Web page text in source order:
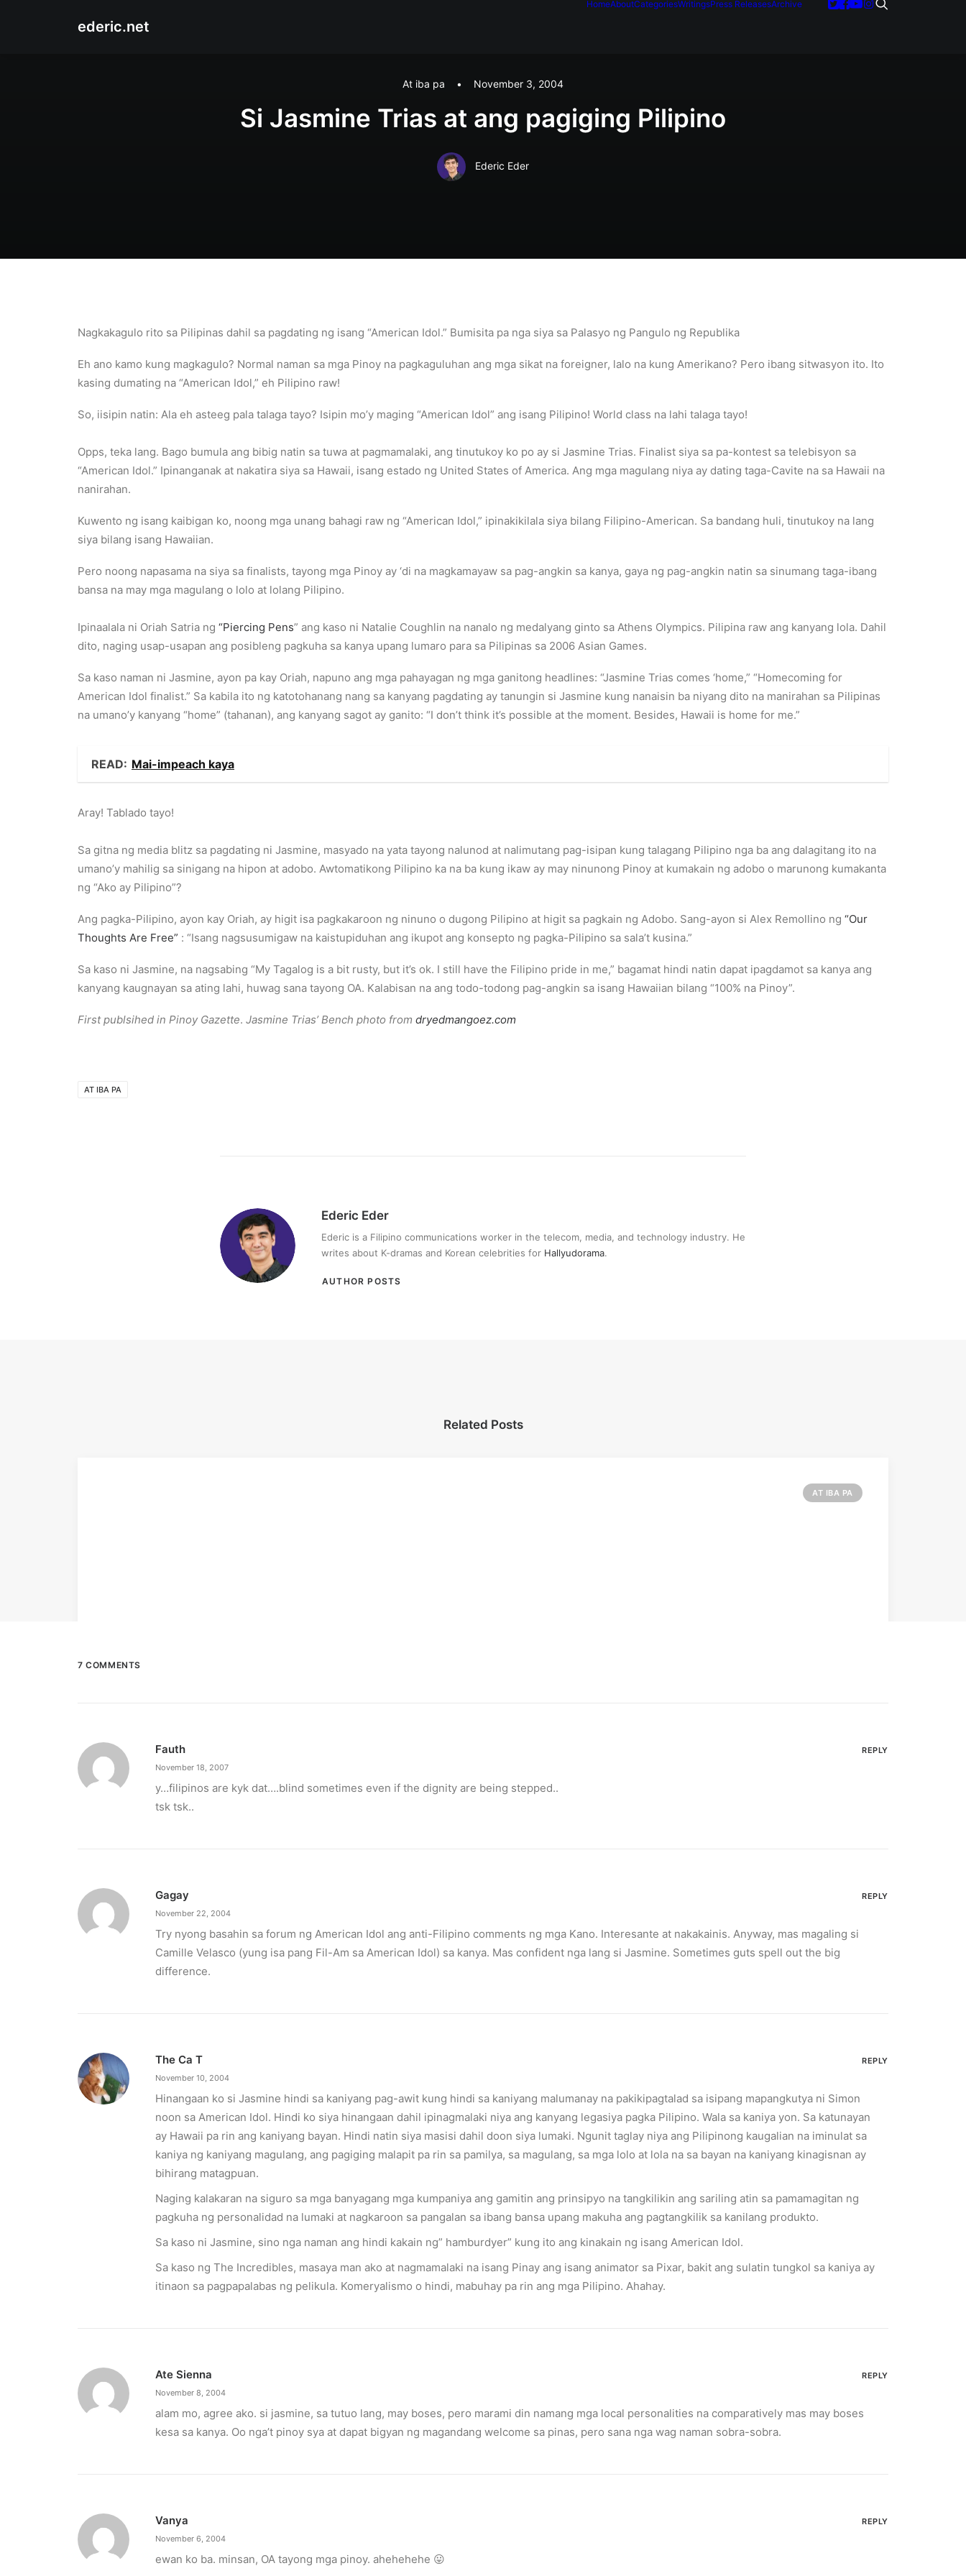
ederic.net
HomeAboutCategoriesWritingsPress ReleasesArchive
At iba pa • November 3, 2004
Si Jasmine Trias at ang pagiging Pilipino
Ederic Eder
Nagkakagulo rito sa Pilipinas dahil sa pagdating ng isang “American Idol.” Bumisita pa nga siya sa Palasyo ng Pangulo ng Republika
Eh ano kamo kung magkagulo? Normal naman sa mga Pinoy na pagkaguluhan ang mga sikat na foreigner, lalo na kung Amerikano? Pero ibang sitwasyon ito. Ito
kasing dumating na “American Idol,” eh Pilipino raw!
So, iisipin natin: Ala eh asteeg pala talaga tayo? Isipin mo’y maging “American Idol” ang isang Pilipino! World class na lahi talaga tayo!
Opps, teka lang. Bago bumula ang bibig natin sa tuwa at pagmamalaki, ang tinutukoy ko po ay si Jasmine Trias. Finalist siya sa pa-kontest sa telebisyon sa
“American Idol.” Ipinanganak at nakatira siya sa Hawaii, isang estado ng United States of America. Ang mga magulang niya ay dating taga-Cavite na sa Hawaii na
nanirahan.
Kuwento ng isang kaibigan ko, noong mga unang bahagi raw ng “American Idol,” ipinakikilala siya bilang Filipino-American. Sa bandang huli, tinutukoy na lang
siya bilang isang Hawaiian.
Pero noong napasama na siya sa finalists, tayong mga Pinoy ay ‘di na magkamayaw sa pag-angkin sa kanya, gaya ng pag-angkin natin sa sinumang taga-ibang
bansa na may mga magulang o lolo at lolang Pilipino.
Ipinaalala ni Oriah Satria ng “Piercing Pens” ang kaso ni Natalie Coughlin na nanalo ng medalyang ginto sa Athens Olympics. Pilipina raw ang kanyang lola. Dahil
dito, naging usap-usapan ang posibleng pagkuha sa kanya upang lumaro para sa Pilipinas sa 2006 Asian Games.
Sa kaso naman ni Jasmine, ayon pa kay Oriah, napuno ang mga pahayagan ng mga ganitong headlines: “Jasmine Trias comes ‘home,” “Homecoming for
American Idol finalist.” Sa kabila ito ng katotohanang nang sa kanyang pagdating ay tanungin si Jasmine kung nanaisin ba niyang dito na manirahan sa Pilipinas
na umano’y kanyang “home” (tahanan), ang kanyang sagot ay ganito: “I don’t think it’s possible at the moment. Besides, Hawaii is home for me.”
READ: Mai-impeach kaya
Aray! Tablado tayo!
Sa gitna ng media blitz sa pagdating ni Jasmine, masyado na yata tayong nalunod at nalimutang pag-isipan kung talagang Pilipino nga ba ang dalagitang ito na
umano’y mahilig sa sinigang na hipon at adobo. Awtomatikong Pilipino ka na ba kung ikaw ay may ninunong Pinoy at kumakain ng adobo o marunong kumakanta
ng “Ako ay Pilipino”?
Ang pagka-Pilipino, ayon kay Oriah, ay higit isa pagkakaroon ng ninuno o dugong Pilipino at higit sa pagkain ng Adobo. Sang-ayon si Alex Remollino ng “Our
Thoughts Are Free” : “Isang nagsusumigaw na kaistupiduhan ang ikupot ang konsepto ng pagka-Pilipino sa sala’t kusina.”
Sa kaso ni Jasmine, na nagsabing “My Tagalog is a bit rusty, but it’s ok. I still have the Filipino pride in me,” bagamat hindi natin dapat ipagdamot sa kanya ang
kanyang kaugnayan sa ating lahi, huwag sana tayong OA. Kalabisan na ang todo-todong pag-angkin sa isang Hawaiian bilang “100% na Pinoy”.
First publsihed in Pinoy Gazette. Jasmine Trias’ Bench photo from dryedmangoez.com
AT IBA PA
Ederic Eder
Ederic is a Filipino communications worker in the telecom, media, and technology industry. He
writes about K-dramas and Korean celebrities for Hallyudorama.
AUTHOR POSTS
Related Posts
AT IBA PA
Conquering enemy forts: strategies to destroy opponent’s turrets
Win by upgrading hero’s skills with an ML recharge.
by ederic.net
7 COMMENTS
Fauth
November 18, 2007
y…filipinos are kyk dat….blind sometimes even if the dignity are being stepped..
tsk tsk..
REPLY
Gagay
November 22, 2004
Try nyong basahin sa forum ng American Idol ang anti-Filipino comments ng mga Kano. Interesante at nakakainis. Anyway, mas magaling si
Camille Velasco (yung isa pang Fil-Am sa American Idol) sa kanya. Mas confident nga lang si Jasmine. Sometimes guts spell out the big
difference.
REPLY
The Ca T
November 10, 2004
Hinangaan ko si Jasmine hindi sa kaniyang pag-awit kung hindi sa kaniyang malumanay na pakikipagtalad sa isipang mapangkutya ni Simon
noon sa American Idol. Hindi ko siya hinangaan dahil ipinagmalaki niya ang kanyang legasiya pagka Pilipino. Wala sa kaniya yon. Sa katunayan
ay Hawaii pa rin ang kaniyang bayan. Hindi natin siya masisi dahil doon siya lumaki. Ngunit taglay niya ang Pilipinong kaugalian na iminulat sa
kaniya ng kaniyang magulang, ang pagiging malapit pa rin sa pamilya, sa magulang, sa mga lolo at lola na sa bayan na kaniyang kinagisnan ay
bihirang matagpuan.
Naging kalakaran na siguro sa mga banyagang mga kumpaniya ang gamitin ang prinsipyo na tangkilikin ang sariling atin sa pamamagitan ng
pagkuha ng personalidad na lumaki at nagkaroon sa pangalan sa ibang bansa upang makuha ang pagtangkilik sa kanilang produkto.
Sa kaso ni Jasmine, sino nga naman ang hindi kakain ng” hamburdyer” kung ito ang kinakain ng isang American Idol.
Sa kaso ng The Incredibles, masaya man ako at nagmamalaki na isang Pinay ang isang animator sa Pixar, bakit ang sulatin tungkol sa kaniya ay
itinaon sa pagpapalabas ng pelikula. Komeryalismo o hindi, mabuhay pa rin ang mga Pilipino. Ahahay.
REPLY
Ate Sienna
November 8, 2004
alam mo, agree ako. si jasmine, sa tutuo lang, may boses, pero marami din namang mga local personalities na comparatively mas may boses
kesa sa kanya. Oo nga’t pinoy sya at dapat bigyan ng magandang welcome sa pinas, pero sana nga wag naman sobra-sobra.
REPLY
Vanya
November 6, 2004
ewan ko ba. minsan, OA tayong mga pinoy. ahehehehe 😛
REPLY